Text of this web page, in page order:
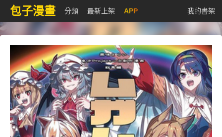
包子漫畫 分類 最新上架 APP 我的書架